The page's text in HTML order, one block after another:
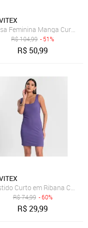
Feminina Manga Curta
R$104,99 - 51%
R$ 50,99
Curto em Ribana
R$74,99 - 60%
R$29,99